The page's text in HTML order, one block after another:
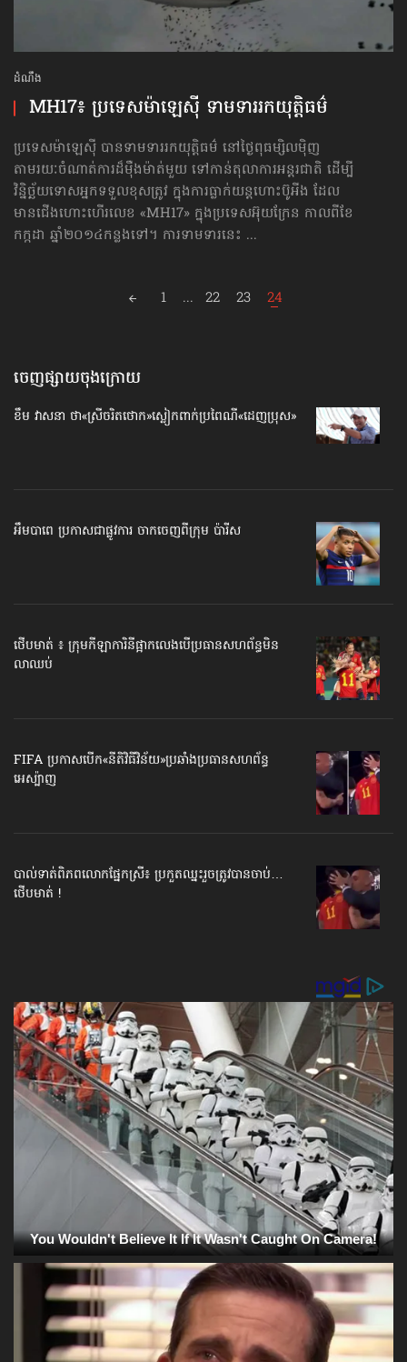
ដំណឹង
MH17៖ ប្រទេសម៉ាឡេស៊ី ទាមទារ​រក​យុត្តិធម៌
ប្រទេសម៉ាឡេស៊ី បានទាមទាររកយុត្តិធម៌ នៅថ្ងៃពុធម្សិលម៉ិញ
តាមរយៈចំណាត់ការ​​ដ៏ម៉ឺងម៉ាត់​មួយ ទៅកាន់​តុលាការ​អន្តរជាតិ ដើម្បី​
វិន្និច្ឆ័យ​ទោស​អ្នកទទួលខុសត្រូវ ក្នុងការធ្លាក់យន្ដហោះប៊ូអីង ដែល
មានជើង​ហោះ​ហើរ​លេខ «MH17» ក្នុង​ប្រទេស​អ៊ុយក្រែន កាល​ពី​ខែ​
កក្កដា ឆ្នាំ២០១៤កន្លងទៅ។ ការទាមទារនេះ ...
1 ... 22 23 24
ចេញផ្សាយចុងក្រោយ
ខឹម វាសនា ថា«ស្រីចរិតថោក»​ស្លៀកពាក់ប្រពៃណី​«ដេញប្រុស»
អឹមបាពេ ប្រកាសជាផ្លូវការ ចាកចេញពីក្រុម ប៉ារីស
ថើបមាត់ ៖ ក្រុមកីឡាការិនី​ផ្អាកលេង​​បើប្រធានសហព័ន្ធ​មិន
លាឈប់
FIFA ប្រកាសបើក​«នីតិវិធីវិន័យ»​ប្រឆាំងប្រធានសហព័ន្ធ​
អេស្ប៉ាញ
បាល់ទាត់​ពិភពលោក​ផ្នែកស្រី៖ ប្រកួតឈ្នះរួច​ត្រូវបានចាប់…
ថើបមាត់ !